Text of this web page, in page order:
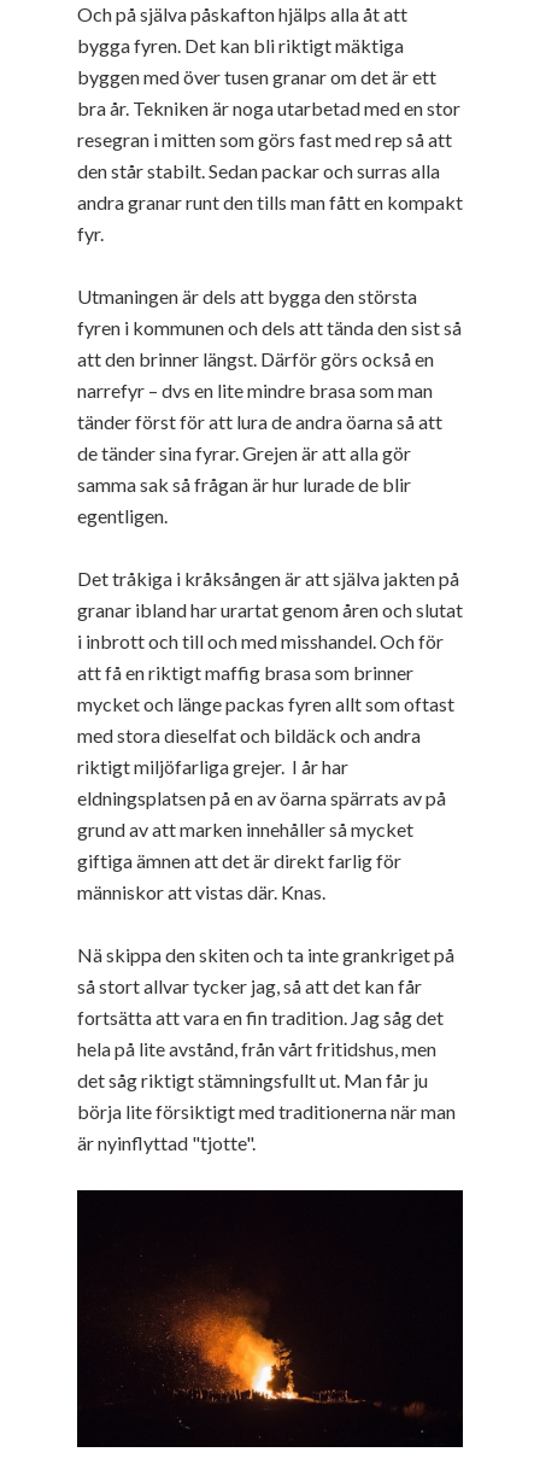
Och på själva påskafton hjälps alla åt att
bygga fyren. Det kan bli riktigt mäktiga
byggen med över tusen granar om det är ett
bra år. Tekniken är noga utarbetad med en stor
resegran i mitten som görs fast med rep så att
den står stabilt. Sedan packar och surras alla
andra granar runt den tills man fått en kompakt
fyr.
Utmaningen är dels att bygga den största
fyren i kommunen och dels att tända den sist så
att den brinner längst. Därför görs också en
narrefyr – dvs en lite mindre brasa som man
tänder först för att lura de andra öarna så att
de tänder sina fyrar. Grejen är att alla gör
samma sak så frågan är hur lurade de blir
egentligen.
Det tråkiga i kråksången är att själva jakten på
granar ibland har urartat genom åren och slutat
i inbrott och till och med misshandel. Och för
att få en riktigt maffig brasa som brinner
mycket och länge packas fyren allt som oftast
med stora dieselfat och bildäck och andra
riktigt miljöfarliga grejer. I år har
eldningsplatsen på en av öarna spärrats av på
grund av att marken innehåller så mycket
giftiga ämnen att det är direkt farlig för
människor att vistas där. Knas.
Nä skippa den skiten och ta inte grankriget på
så stort allvar tycker jag, så att det kan får
fortsätta att vara en fin tradition. Jag såg det
hela på lite avstånd, från vårt fritidshus, men
det såg riktigt stämningsfullt ut. Man får ju
börja lite försiktigt med traditionerna när man
är nyinflyttad "tjotte".